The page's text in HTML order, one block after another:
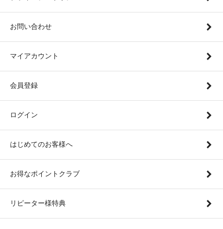
お問い合わせ
マイアカウント
会員登録
ログイン
はじめてのお客様へ
お得なポイントクラブ
リピーター様特典